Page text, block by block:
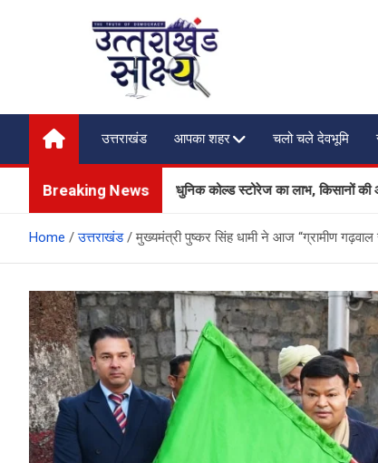
Uttarakhand
My News Portal
उत्तराखंड
आपका शहर चलो चले देवभूमि
Breaking News
को मिलेगा आधुनिक कोल्ड स्टोरेज का लाभ, किसानों की आय बढ़ाने
Home उत्तराखंड मुख्यमंत्री पुष्कर सिंह धामी ने आज “ग्रामीण